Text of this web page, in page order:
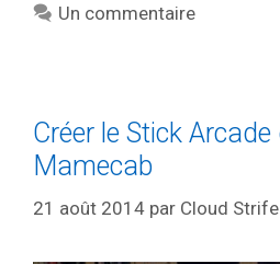
Un commentaire
Créer le Stick
Mamecab
21 août 2014 par Cloud